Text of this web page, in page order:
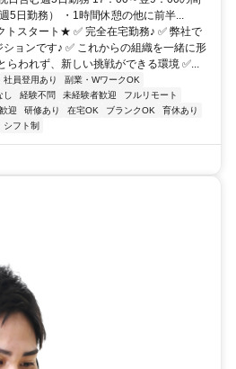
5日勤務） ・1時間休憩の他に前半...
スタート★ ✅ 完全在宅勤務♪ ✅ 弊社で
ョンです♪ ✅ これからの組織を一緒に形
らわれず、新しい挑戦ができる環境 ✅...
社員登用あり
副業・WワークOK
経験不問 未経験者歓迎
フルリモート
迎 研修あり 在宅OK ブランクOK
育休あり
シフト制